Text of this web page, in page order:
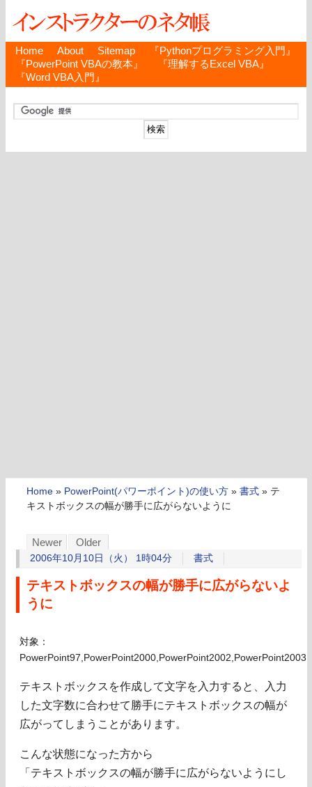
Home About Sitemap
『Pythonプログラミング入門』
『PowerPoint VBAの教本』
『理解するExcel VBA』
『Word VBA入門』
Home » PowerPoint(パワーポイント)の使い方 » 書式 » テ
キストボックスの幅が勝手に広がらないように
Newer Older
2006年10月10日（火） 1時04分 書式
テキストボックスの幅が勝手に広がらないよ
うに
対象：
PowerPoint97,PowerPoint2000,PowerPoint2002,PowerPoint2003
テキストボックスを作成して文字を入力すると、入力
した文字数に合わせて勝手にテキストボックスの幅が
広がってしまうことがあります。
こんな状態になった方から
「テキストボックスの幅が勝手に広がらないようにし